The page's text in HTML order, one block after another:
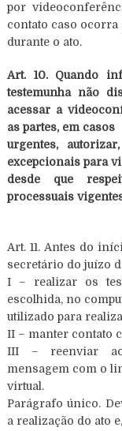
por
contato caso ocorra
durante o ato.
Art. 10. Quando
testemunha não
acessar a
as partes, em casos
urgentes,
excepcionais para
desde que
processuais
Art. 11. Antes do
secretário do juízo
I – realizar os
escolhida, no
utilizado para
II – manter contato
III – reenviar
mensagem com o
virtual.
Parágrafo único.
a realização do ato